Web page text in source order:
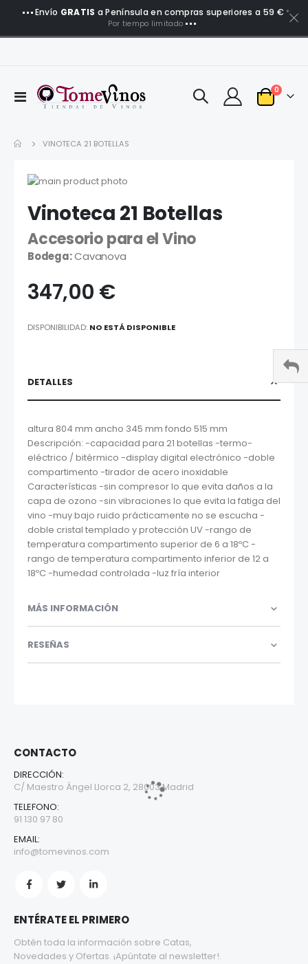
Envío GRATIS a Península en compras superiores a 59 € *
Por tiempo limitado
Toggle
Carro
0
VINOTECA 21 BOTELLAS
Saltar
final
de
la
galería
imágenes
al
comienzo
de
la
de
imágenes
Vinoteca 21 Botellas
Accesorio para el Vino
Bodega:Cavanova
347,00 €
DISPONIBILIDAD: NO ESTÁ DISPONIBLE
DETALLES
altura 804 mm ancho 345 mm fondo 515 mm
Descripción: -capacidad para 21 botellas -termo-
eléctrico / bitérmico -display digital electrónico -doble
compartimento -tirador de acero inoxidable
Características -sin compresor lo que evita daños a la
capa de ozono -sin vibraciones lo que evita la fatiga del
vino -muy bajo ruido prácticamente no se escucha -
doble cristal templado y protección UV -rango de
temperatura compartimento superior de 6 a 18ºC -
rango de temperatura compartimento inferior de 12 a
18ºC -humedad controlada -luz fría interior
MÁS INFORMACIÓN
RESEÑAS
CONTACTO
DIRECCIÓN:
C/ Maestro Ángel Llorca 2, 28003 Madrid
TELEFONO:
91 130 97 80
EMAIL:
info@tomevinos.com
ENTÉRATE EL PRIMERO
Obtén toda la información sobre Catas,
Novedades y Ofertas. ¡Apúntate al newsletter!.